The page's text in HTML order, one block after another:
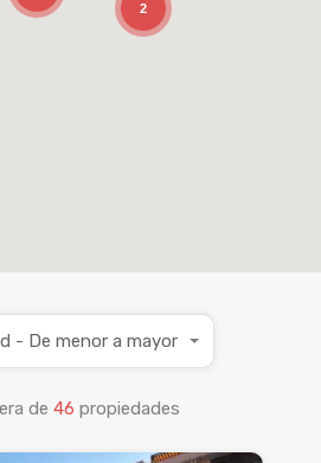
2
de 46 propiedades
- De menor a mayor